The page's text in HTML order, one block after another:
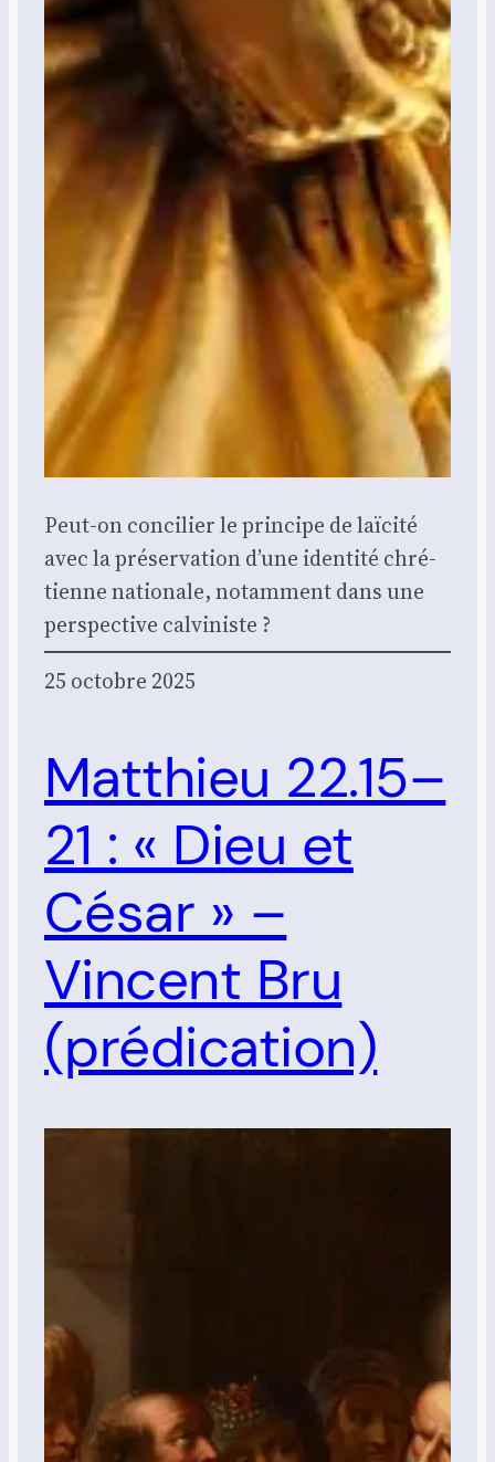
Peut-on conci­lier le prin­cipe de laï­ci­té
avec la pré­ser­va­tion d’une iden­ti­té chré­
tienne natio­nale, notam­ment dans une
pers­pec­tive cal­vi­niste ?
25 octobre 2025
Matthieu 22.15–
21 : « Dieu et
César » –
Vincent Bru
(prédication)